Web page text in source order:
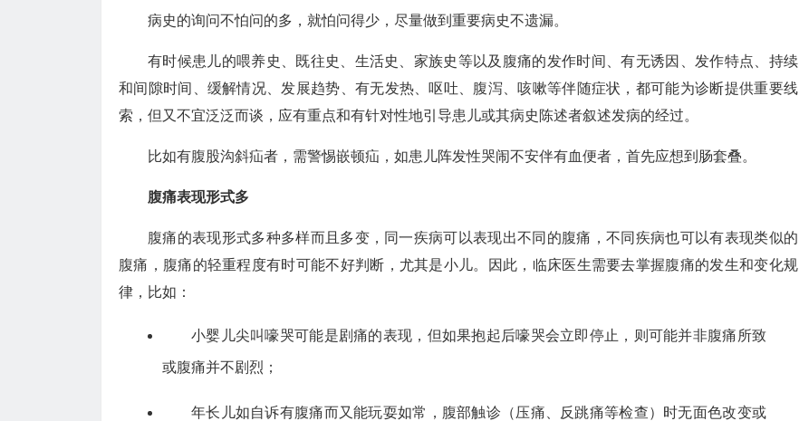
病史的询问不怕问的多，就怕问得少，尽量做到重要病史不遗漏。
有时候患儿的喂养史、既往史、生活史、家族史等以及腹痛的发作时间、有无诱因、发作特点、持续
和间隙时间、缓解情况、发展趋势、有无发热、呕吐、腹泻、咳嗽等伴随症状，都可能为诊断提供重要线
索，但又不宜泛泛而谈，应有重点和有针对性地引导患儿或其病史陈述者叙述发病的经过。
比如有腹股沟斜疝者，需警惕嵌顿疝，如患儿阵发性哭闹不安伴有血便者，首先应想到肠套叠。
腹痛表现形式多
腹痛的表现形式多种多样而且多变，同一疾病可以表现出不同的腹痛，不同疾病也可以有表现类似的
腹痛，腹痛的轻重程度有时可能不好判断，尤其是小儿。因此，临床医生需要去掌握腹痛的发生和变化规
律，比如：
小婴儿尖叫嚎哭可能是剧痛的表现，但如果抱起后嚎哭会立即停止，则可能并非腹痛所致
或腹痛并不剧烈；
年长儿如自诉有腹痛而又能玩耍如常，腹部触诊（压痛、反跳痛等检查）时无面色改变或